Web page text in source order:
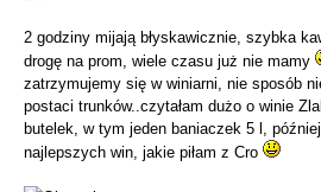
2 godziny mijają błyskawicznie, szybka
drogę na prom, wiele czasu już nie mamy
zatrzymujemy się w winiarni, nie sposób
postaci trunków..czytałam dużo o winie
butelek, w tym jeden baniaczek 5 l,
najlepszych win, jakie piłam z Cro